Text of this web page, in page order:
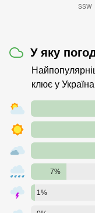
У яку
клює у Україна
7%
1%